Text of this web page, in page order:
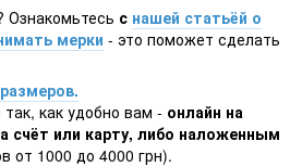
Ознакомьтесь с нашей статьёй о
мерки - это поможет сделать
как удобно вам - онлайн на
счёт или карту, либо наложенным
от 1000 до 4000 грн).